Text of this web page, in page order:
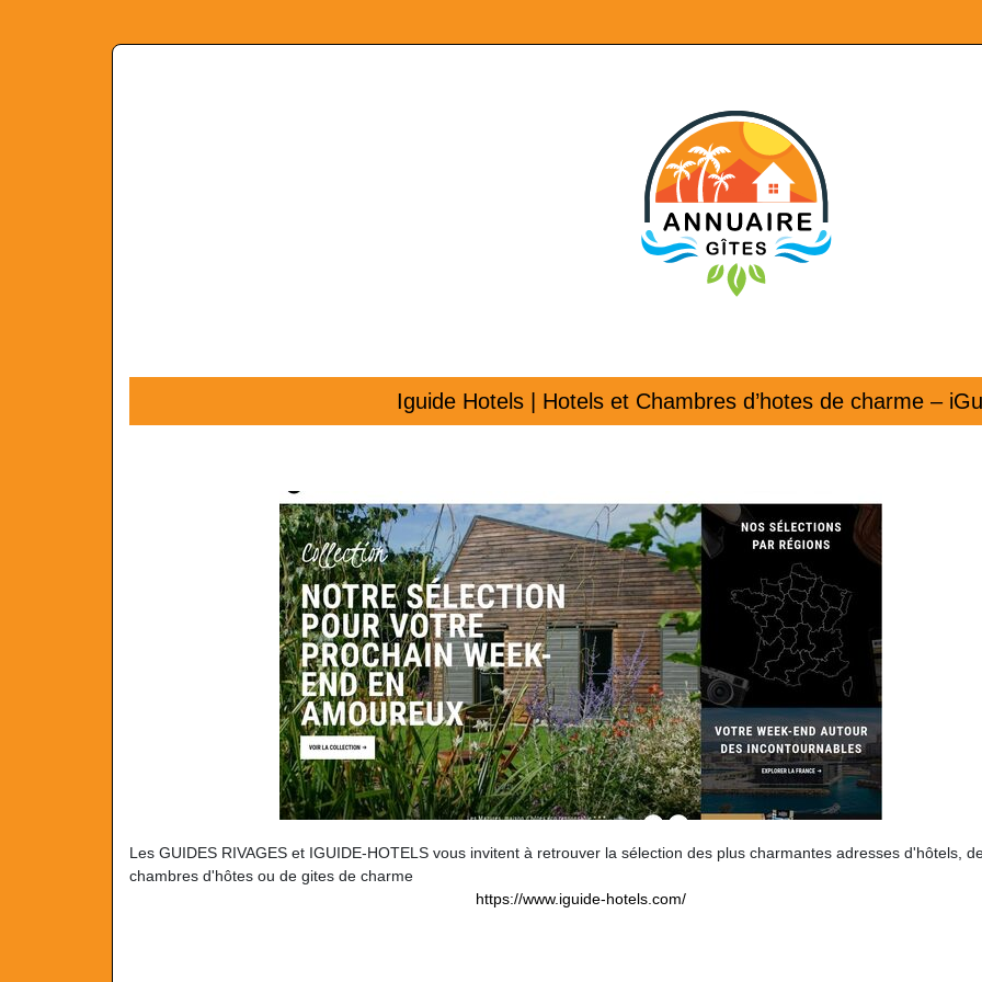
Iguide Hotels | Hotels et Chambres d’hotes de charme –
Les GUIDES RIVAGES et IGUIDE-HOTELS vous invitent à retrouver la sélection des plus charmantes adresses d'hôtels,
chambres d'hôtes ou de gites de charme
https://www.iguide-hotels.com/